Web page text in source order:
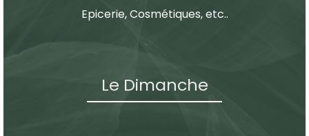
Epicerie, Cosmétiques, etc..
Le Dimanche